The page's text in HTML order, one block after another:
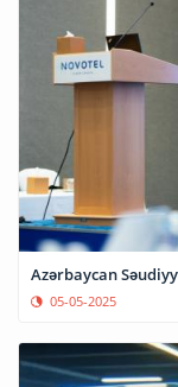
Azərbaycan
05-05-2025